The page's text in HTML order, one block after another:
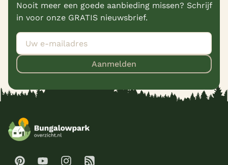
Nooit meer een goede aanbieding missen? Schrijf
in voor onze GRATIS nieuwsbrief.
Aanmelden